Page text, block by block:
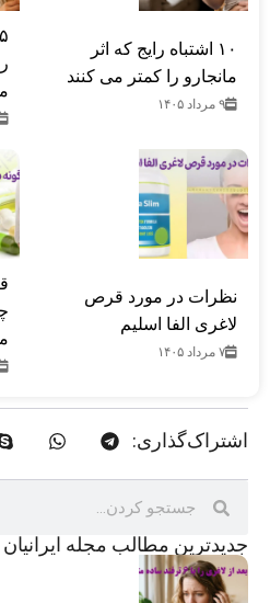
۱۰ اشتباه رایج که اثر
مانجارو را کمتر می کنند
۹ مرداد ۱۴۰۵
نظرات در مورد قرص
لاغری الفا اسلیم
۷ مرداد ۱۴۰۵
اشتراک‌گذاری:
جدید‌ترین مطالب مجله ایرانیان